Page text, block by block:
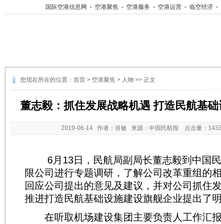
国际空港信息网 - 空港聚焦 - 空港服务 - 空港运营 - 临空经济 -
您现在所在的位置： 首页 > 空港聚焦 > 人物 >> 正文
董志毅：抓住发展战略机遇 打造民航基
2019-06-14 作者：肖敏 来源：中国民航报 点击量：
6月13日，民航局副局长董志毅到中国民
限公司进行专题调研，了解公司改革重组的
回应公司提出的意见及建议，并对公司抓住
推进打造民航基础设施建设旗舰企业提出了
在听取机场建设集团主要负责人工作汇